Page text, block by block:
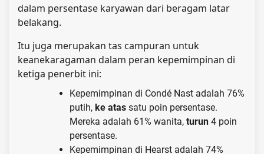
dalam persentase karyawan dari beragam latar
belakang.
Itu juga merupakan tas campuran untuk
keanekaragaman dalam peran kepemimpinan di
ketiga penerbit ini:
Kepemimpinan di Condé Nast adalah 76%
putih, ke atas satu poin persentase.
Mereka adalah 61% wanita, turun 4 poin
persentase.
Kepemimpinan di Hearst adalah 74%